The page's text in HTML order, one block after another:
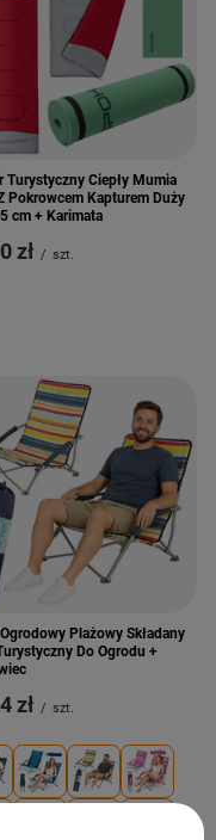
Turystyczny Ciepły Mumia
Pokrowcem Kapturem Duży
cm + Karimata
zł / szt.
Plażowy Składany
Do Ogrodu +
zł / szt.